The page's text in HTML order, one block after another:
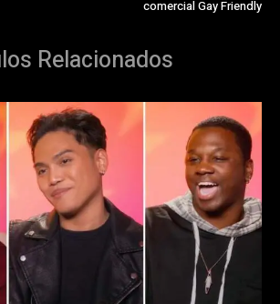
comercial Gay Friendly
Relacionados